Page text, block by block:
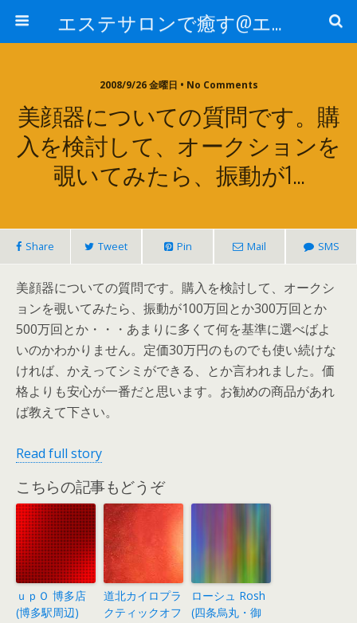
エステサロンで癒す@エステ～全国エステ情報
2008/9/26 金曜日 • No Comments
美顔器についての質問です。購
入を検討して、オークションを
覗いてみたら、振動が1…
Share Tweet Pin Mail SMS
美顔器についての質問です。購入を検討して、オークシ
ョンを覗いてみたら、振動が100万回とか300万回とか
500万回とか・・・あまりに多くて何を基準に選べばよ
いのかわかりません。定価30万円のものでも使い続けな
ければ、かえってシミができる、とか言われました。価
格よりも安心が一番だと思います。お勧めの商品があれ
ば教えて下さい。
Read full story
こちらの記事もどうぞ
ｕｐＯ 博多店
(博多駅周辺)
道北カイロプラ
クティックオフ
ローシュ Rosh
(四条烏丸・御